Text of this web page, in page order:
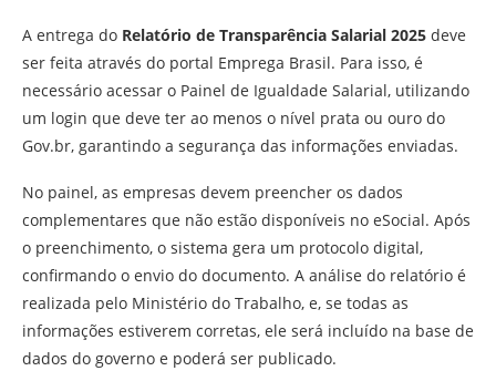
A entrega do Relatório de Transparência Salarial 2025 deve
ser feita através do portal Emprega Brasil. Para isso, é
necessário acessar o Painel de Igualdade Salarial, utilizando
um login que deve ter ao menos o nível prata ou ouro do
Gov.br, garantindo a segurança das informações enviadas.
No painel, as empresas devem preencher os dados
complementares que não estão disponíveis no eSocial. Após
o preenchimento, o sistema gera um protocolo digital,
confirmando o envio do documento. A análise do relatório é
realizada pelo Ministério do Trabalho, e, se todas as
informações estiverem corretas, ele será incluído na base de
dados do governo e poderá ser publicado.